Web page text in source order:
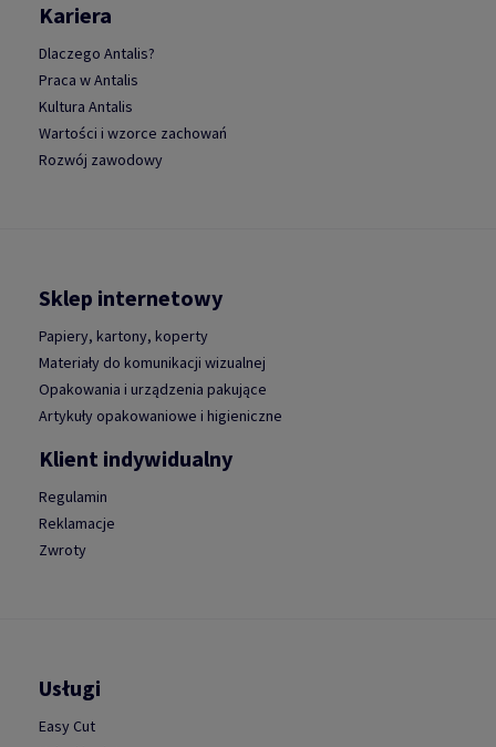
Kariera
Dlaczego Antalis?
Praca w Antalis
Kultura Antalis
Wartości i wzorce zachowań
Rozwój zawodowy
Sklep internetowy
Papiery, kartony, koperty
Materiały do komunikacji wizualnej
Opakowania i urządzenia pakujące
Artykuły opakowaniowe i higieniczne
Klient indywidualny
Regulamin
Reklamacje
Zwroty
Usługi
Easy Cut